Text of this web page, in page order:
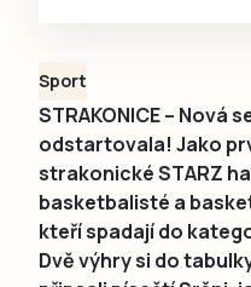
Sport
STRAKONICE – Nová
odstartovala! Jako
strakonické STARZ
basketbalisté a
kteří spadají do
Dvě výhry si do